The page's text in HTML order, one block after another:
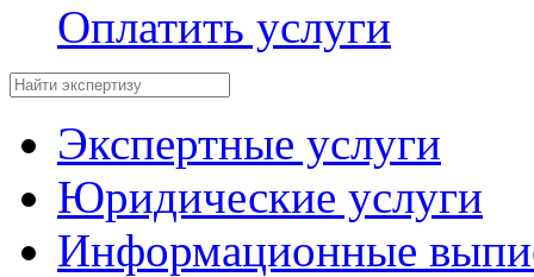
Оплатить услуги
Экспертные услуги
Юридические услуги
Информационные